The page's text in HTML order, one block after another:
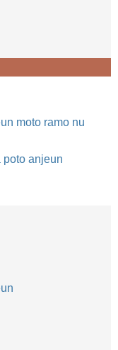
moto ramo nu
poto anjeun